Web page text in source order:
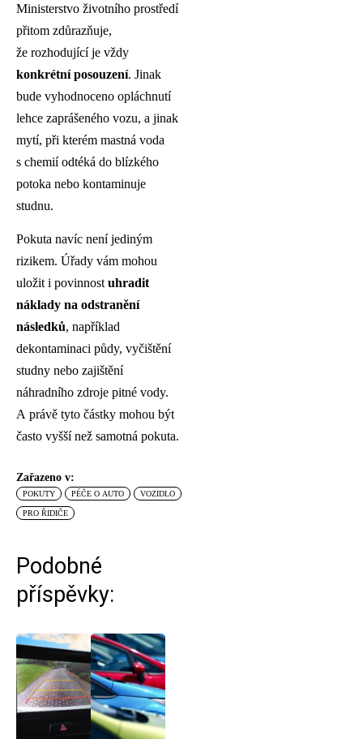
Ministerstvo životního prostředí
přitom zdůrazňuje,
že rozhodující je vždy
konkrétní posouzení. Jinak
bude vyhodnoceno opláchnutí
lehce zaprášeného vozu, a jinak
mytí, při kterém mastná voda
s chemií odtéká do blízkého
potoka nebo kontaminuje
studnu.
Pokuta navíc není jediným
rizikem. Úřady vám mohou
uložit i povinnost uhradit
náklady na odstranění
následků, například
dekontaminaci půdy, vyčištění
studny nebo zajištění
náhradního zdroje pitné vody.
A právě tyto částky mohou být
často vyšší než samotná pokuta.
Zařazeno v:
POKUTY PÉČE O AUTO VOZIDLO
PRO ŘIDIČE
Podobné
příspěvky: